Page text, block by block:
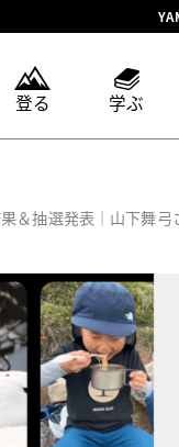
登る 学ぶ
＆抽選発表｜山下舞